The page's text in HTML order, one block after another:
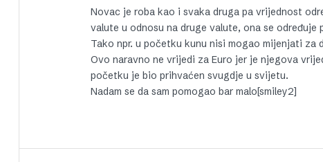
Novac je roba kao i svaka druga pa vrijednost
valute u odnosu na druge valute, ona se
Tako npr. u početku kunu nisi mogao mijenjati za
Ovo naravno ne vrijedi za Euro jer je njegova
početku je bio prihvaćen svugdje u svijetu.
Nadam se da sam pomogao bar malo[smiley2]